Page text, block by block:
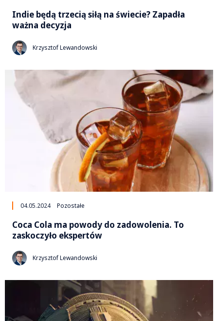
Indie będą trzecią siłą na świecie? Zapadła
ważna decyzja
Krzysztof Lewandowski
04.05.2024 Pozostałe
Coca Cola ma powody do zadowolenia. To
zaskoczyło ekspertów
Krzysztof Lewandowski